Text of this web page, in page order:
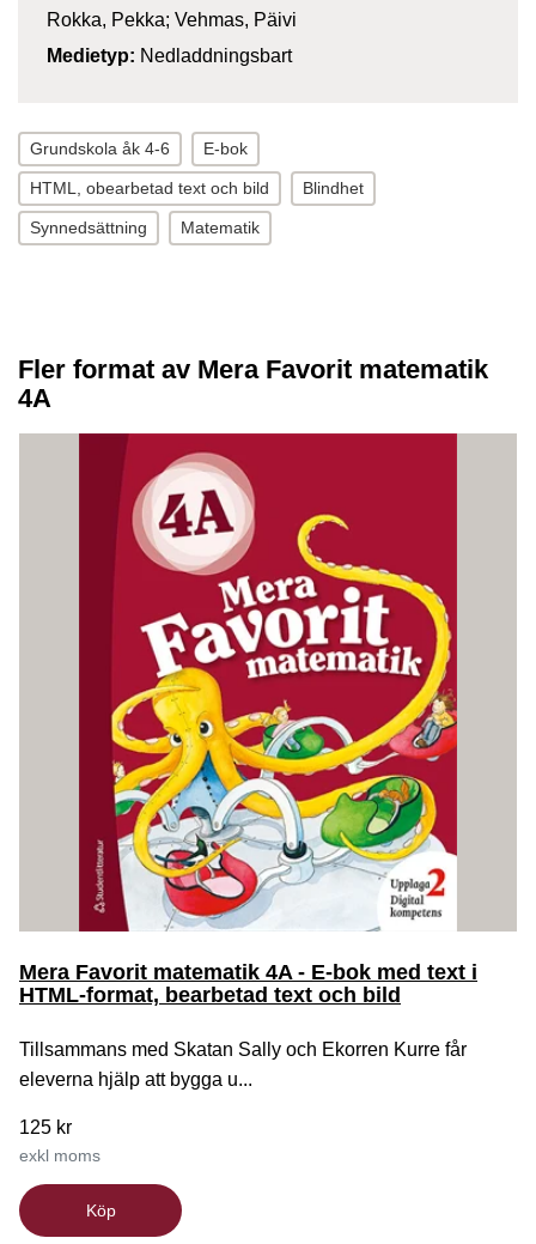
Rokka, Pekka; Vehmas, Päivi
Medietyp: Nedladdningsbart
Grundskola åk 4-6 E-bok
HTML, obearbetad text och bild Blindhet
Synnedsättning Matematik
Fler format av Mera Favorit matematik
4A
Mera Favorit matematik 4A - E-bok med text i
HTML-format, bearbetad text och bild
Tillsammans med Skatan Sally och Ekorren Kurre får
eleverna hjälp att bygga u...
125 kr
exkl moms
Köp